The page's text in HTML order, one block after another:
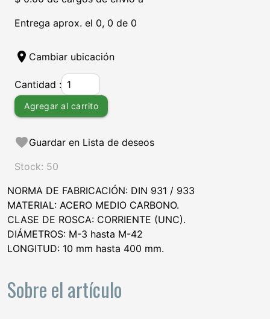
Entrega aprox. el 0, 0 de 0
location_on Cambiar ubicación
Cantidad :
Agregar al carrito
favoriteGuardar en Lista de deseos
Stock: 50
NORMA DE FABRICACIÓN: DIN 931 / 933
MATERIAL: ACERO MEDIO CARBONO.
CLASE DE ROSCA: CORRIENTE (UNC).
DIÁMETROS: M-3 hasta M-42
LONGITUD: 10 mm hasta 400 mm.
Sobre el artículo